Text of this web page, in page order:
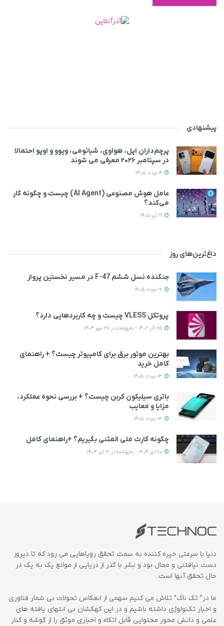
پیشنهادی
پرچم‌داران اپل، هواوی، شیائومی، ویوو و اوپو احتمالا
در سپتامبر ۲۰۲۶ معرفی می‌ شوند
عامل هوش مصنوعی (AI Agent) چیست و چگونه کار
می‌کند؟
داغ‌ترین‌های روز
جنگنده نسل ششم F-47 در مسیر نخستین پرواز
پروتکل VLESS چیست و چه کاربردهایی دارد؟
بهترین موتور برق برای کامپیوتر چیست؟ + راهنمای
کامل خرید
باتری سیلیکون کربن چیست؟ + بررسی نحوه عملکرد،
مزایا و معایب
چگونه کارت ملی المثنی بگیریم؟ +راهنمای کامل
دنیا با سرعتی خیره کننده به سمت تحقق رویاهایی می رود که تا دیروز
دست نیافتنی و محال بود و بشر با گذر از دریایی از موانع یک به یک در
حال تحقق آنها است.
ما در” تک ناک” تلاش می کنیم سهمی از انعکاس تحولات بی شمار فناوری
و اخبار تکنولوژی داشته باشیم و در این کهکشان بی انتهای یافته های
علمی و دانش محور محتوایی قابل اتکاء و اخباری موثق را از گوشه و کنار